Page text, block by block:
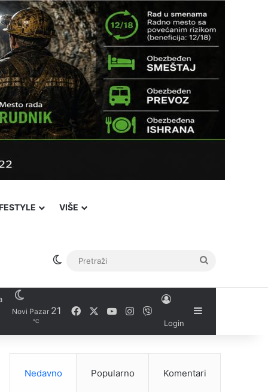
VIŠE
Switch skin
Novi Pazar 21
℃
FacebookYouTubeInstagram
Login
Sidebar
Nedavno Popularno Komentari